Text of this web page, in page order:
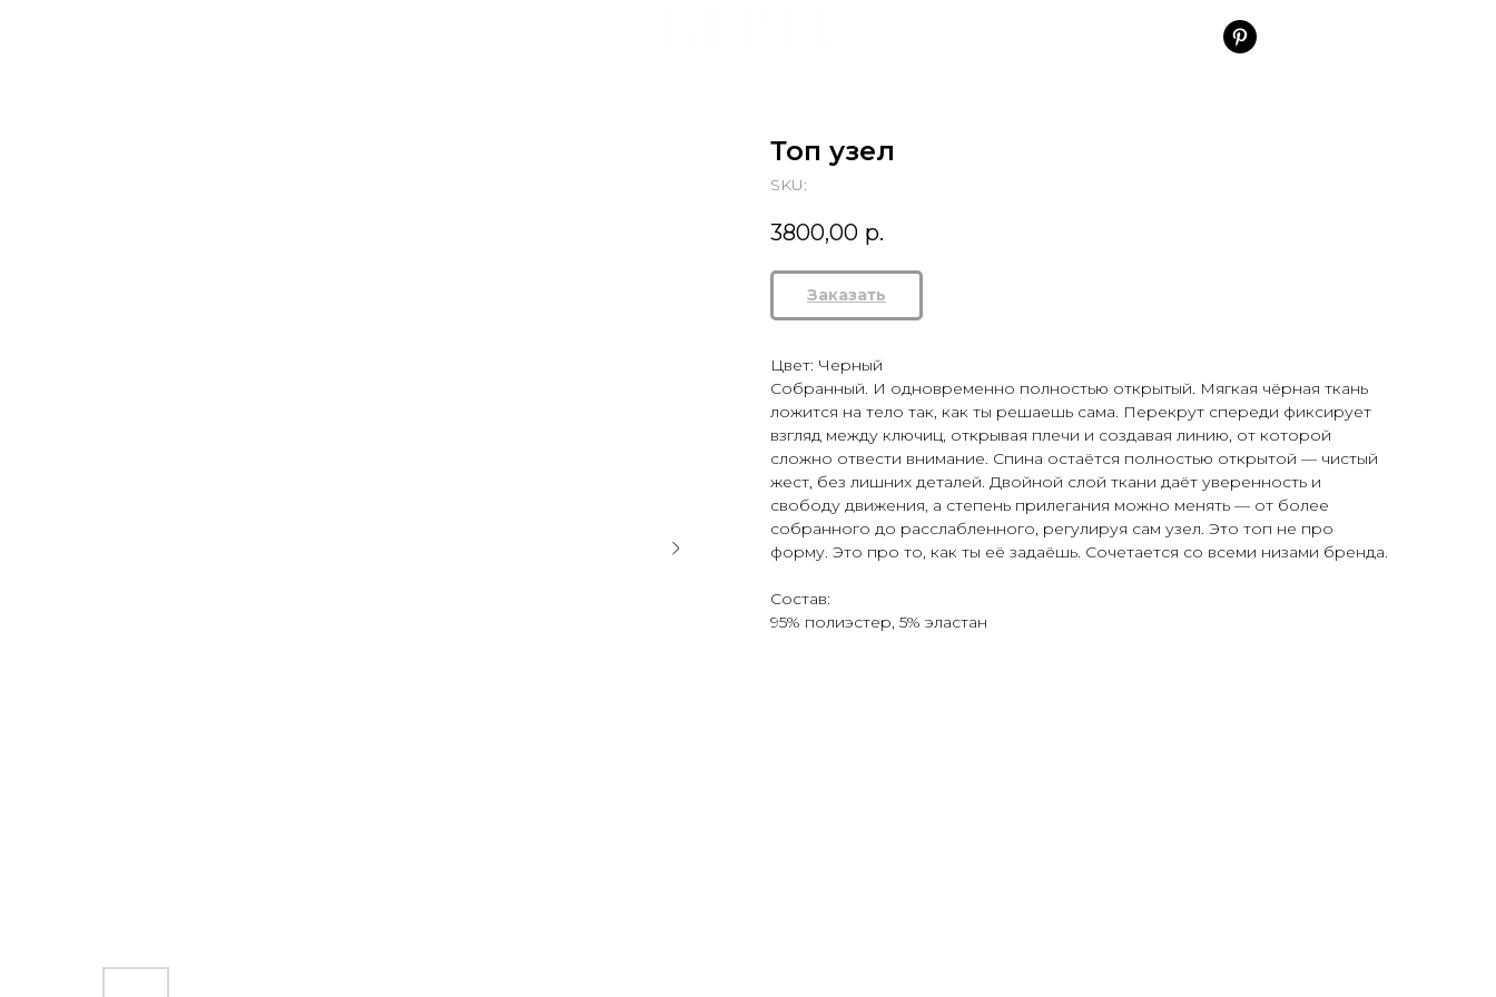
Топ узел
SKU:
3800,00 р.
Заказать
Цвет: Черный
Собранный. И одновременно полностью открытый. Мягкая чёрная ткань
ложится на тело так, как ты решаешь сама. Перекрут спереди фиксирует
взгляд между ключиц, открывая плечи и создавая линию, от которой
сложно отвести внимание. Спина остаётся полностью открытой — чистый
жест, без лишних деталей. Двойной слой ткани даёт уверенность и
свободу движения, а степень прилегания можно менять — от более
собранного до расслабленного, регулируя сам узел. Это топ не про
форму. Это про то, как ты её задаёшь. Сочетается со всеми низами бренда.
Состав:
95% полиэстер, 5% эластан